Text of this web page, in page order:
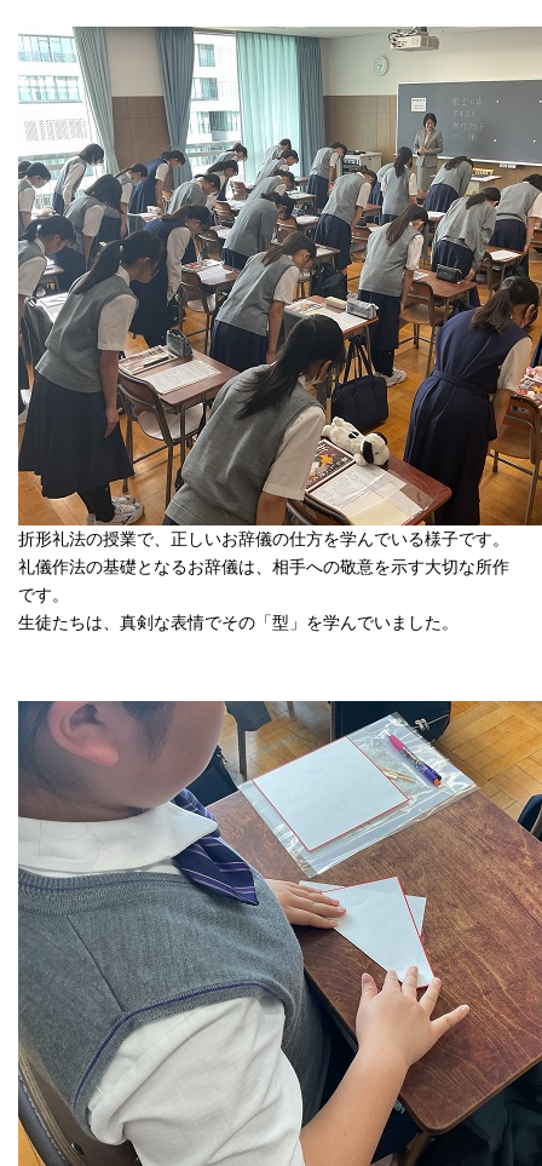
折形礼法の授業で、正しいお辞儀の仕方を学んでいる様子です。
礼儀作法の基礎となるお辞儀は、相手への敬意を示す大切な所作
です。
生徒たちは、真剣な表情でその「型」を学んでいました。